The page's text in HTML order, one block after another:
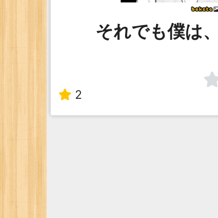
それでも僕は
2